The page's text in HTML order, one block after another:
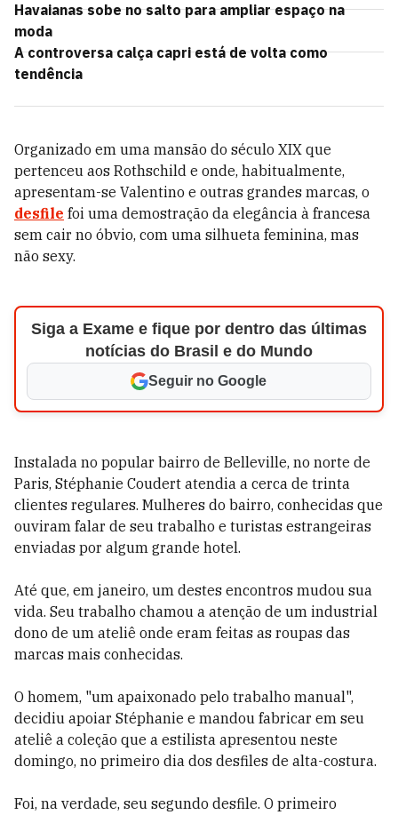
Havaianas sobe no salto para ampliar espaço na
moda
A controversa calça capri está de volta como
tendência
Organizado em uma mansão do século XIX que
pertenceu aos Rothschild e onde, habitualmente,
apresentam-se Valentino e outras grandes marcas, o
desfile foi uma demostração da elegância à francesa
sem cair no óbvio, com uma silhueta feminina, mas
não sexy.
Siga a Exame e fique por dentro das últimas
notícias do Brasil e do Mundo
Seguir no Google
Instalada no popular bairro de Belleville, no norte de
Paris, Stéphanie Coudert atendia a cerca de trinta
clientes regulares. Mulheres do bairro, conhecidas que
ouviram falar de seu trabalho e turistas estrangeiras
enviadas por algum grande hotel.
Até que, em janeiro, um destes encontros mudou sua
vida. Seu trabalho chamou a atenção de um industrial
dono de um ateliê onde eram feitas as roupas das
marcas mais conhecidas.
O homem, "um apaixonado pelo trabalho manual",
decidiu apoiar Stéphanie e mandou fabricar em seu
ateliê a coleção que a estilista apresentou neste
domingo, no primeiro dia dos desfiles de alta-costura.
Foi, na verdade, seu segundo desfile. O primeiro